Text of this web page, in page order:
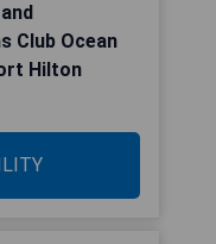
Club Ocean
Hilton